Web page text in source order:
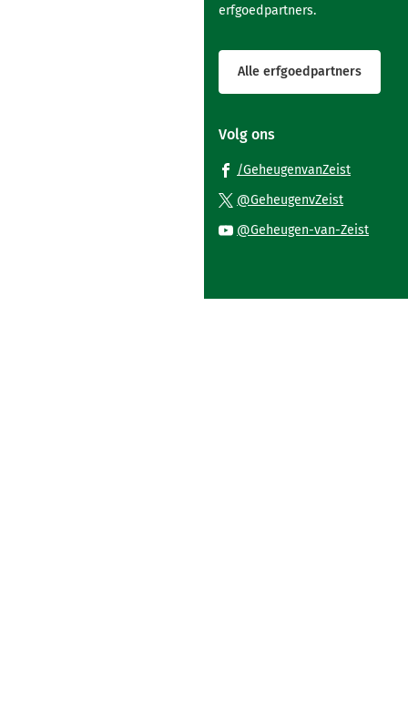
erfgoedpartners.
Alle erfgoedpartners
Volg ons
/GeheugenvanZeist(Verwijst
externe
@GeheugenvZeist(Verwijst
naar
@Geheugen-van-Zeist